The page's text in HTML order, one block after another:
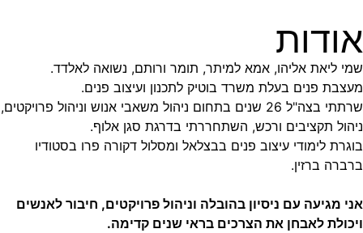
אודות
שמי ליאת אליהו, אמא למיתר, תומר ורותם, נשואה לאלדד.
מעצבת פנים בעלת משרד בוטיק לתכנון ועיצוב פנים.
שרתתי בצה"ל 26 שנים בתחום ניהול משאבי אנוש וניהול פרויקטים,
ניהול תקציבים ורכש, השתחררתי בדרגת סגן אלוף.
בוגרת לימודי עיצוב פנים בבצלאל ומסלול דקורה פרו בסטודיו
ברברה ברזין.
אני מגיעה עם ניסיון בהובלה וניהול פרויקטים, חיבור לאנשים
ויכולת לאבחן את הצרכים בראי שנים קדימה.